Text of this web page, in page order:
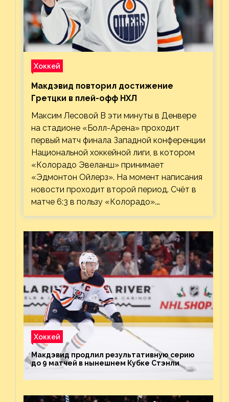
Хоккей
Макдэвид повторил достижение
Гретцки в плей-офф НХЛ
Максим Лесовой В эти минуты в Денвере
на стадионе «Болл-Арена» проходит
первый матч финала Западной конференции
Национальной хоккейной лиги, в котором
«Колорадо Эвеланш» принимает
«Эдмонтон Ойлерз». На момент написания
новости проходит второй период. Счёт в
матче 6:3 в пользу «Колорадо».…
Хоккей
Макдэвид продлил результативную серию
до 9 матчей в нынешнем Кубке Стэнли